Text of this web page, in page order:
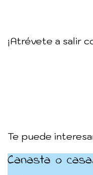
¡Atrévete a salir
Te puede
Canasta o